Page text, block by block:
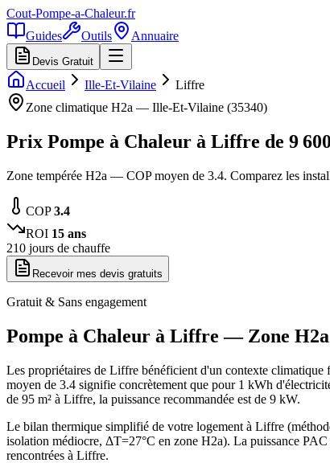
Cout-Pompe-a-Chaleur.fr
Guides
Outils Annuaire
Devis Gratuit
Accueil Ille-Et-Vilaine
Liffre
Zone climatique H2a — Ille-Et-Vilaine (35340)
Prix Pompe à Chaleur à Liffre de 9 600
Zone tempérée H2a — COP moyen de 3.4. Comparez les
COP3.4
ROI 15 ans
210 jours de chauffe
Recevoir mes devis gratuits
Gratuit & Sans engagement
Pompe à Chaleur à Liffre — Zone H2a
Les propriétaires de Liffre bénéficient d'un contexte climatique
moyen de 3.4 signifie concrètement que pour 1 kWh
de 95 m² à Liffre, la puissance recommandée est de 9 kW.
Le bilan thermique simplifié de votre logement à Liffre
isolation médiocre, ΔT=27°C en zone H2a). La puissance
rencontrées à Liffre.